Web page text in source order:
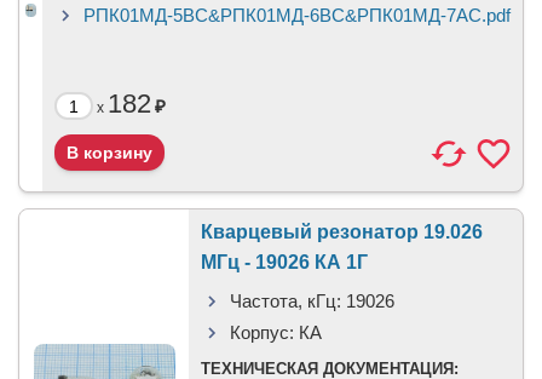
РПК01МД-5ВС&РПК01МД-6ВС&РПК01МД-7АС.pdf
x 182₽
Кварцевый резонатор 19.026
МГц - 19026 КА 1Г
Частота, кГц: 19026
Корпус: КА
ТЕХНИЧЕСКАЯ ДОКУМЕНТАЦИЯ: